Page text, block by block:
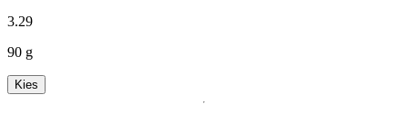
3.29
90 g
Kies